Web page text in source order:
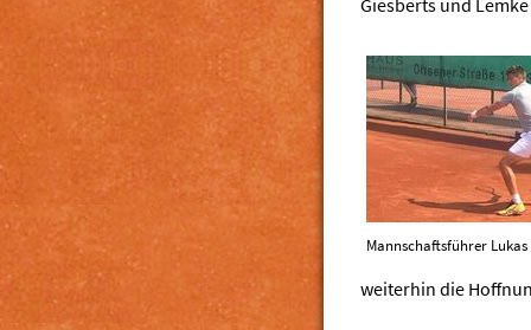
Mannschaftsführer Lukas
weiterhin die